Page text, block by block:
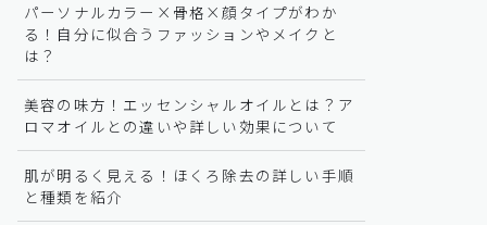
パーソナルカラー×骨格×顔タイプがわか
る！自分に似合うファッションやメイクと
は？
美容の味方！エッセンシャルオイルとは？ア
ロマオイルとの違いや詳しい効果について
肌が明るく見える！ほくろ除去の詳しい手順
と種類を紹介